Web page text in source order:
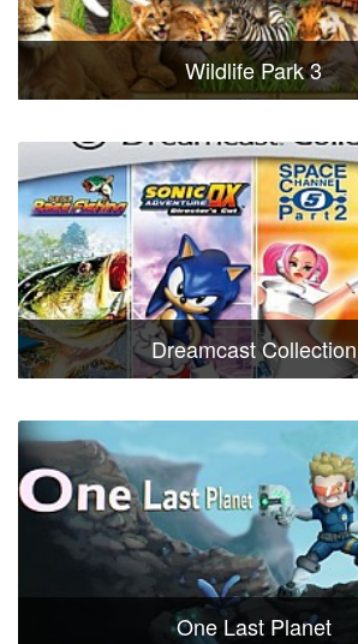
Wildlife Park 3
Dreamcast Collection
One Last Planet